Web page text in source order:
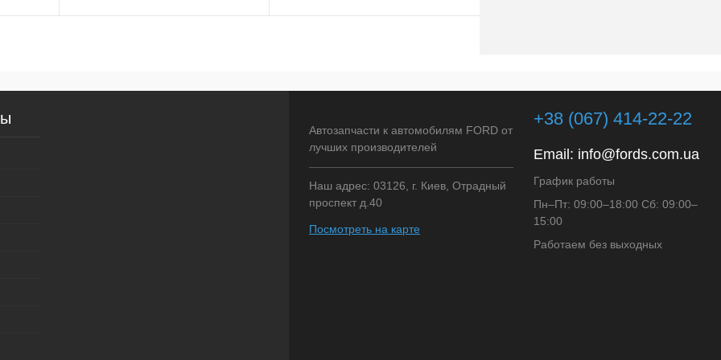
Купить в 1 клик Сравнение Купить в 1 клик Сравнение
Автозапчасти к автомобилям FORD от
лучших производителей
Наш адрес: 03126, г. Киев, Отрадный
проспект д.40
Посмотреть на карте
+38 (067) 414-22-22
Email: info@fords.com.ua
График работы
Пн–Пт: 09:00–18:00 Сб: 09:00–
15:00
Работаем без выходных